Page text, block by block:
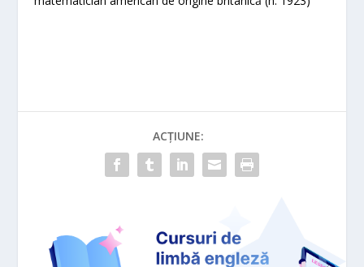
ACȚIUNE: